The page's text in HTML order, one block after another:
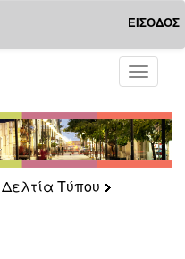
ΕΙΣΟΔΟΣ
Toggle
Δελτία Τύπου